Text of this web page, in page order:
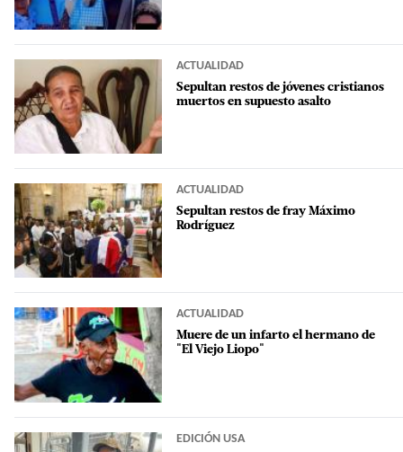
ACTUALIDAD
Sepultan restos de jóvenes cristianos
muertos en supuesto asalto
ACTUALIDAD
Sepultan restos de fray Máximo
Rodríguez
ACTUALIDAD
Muere de un infarto el hermano de
"El Viejo Liopo"
EDICIÓN USA